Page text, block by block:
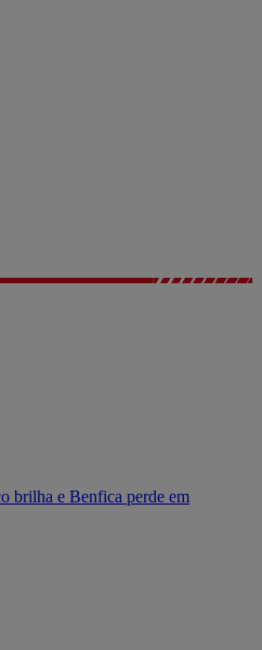
brilha e Benfica perde em